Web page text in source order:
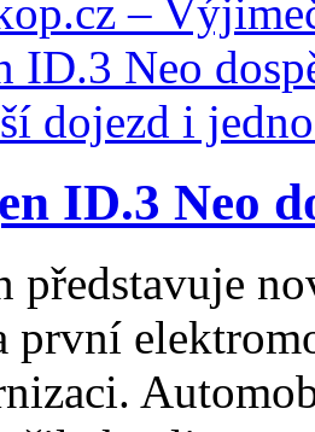
ID.3 Neo
představuje
první